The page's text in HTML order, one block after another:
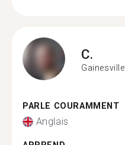
C.
Gainesville
PARLE COURAMMENT
Anglais